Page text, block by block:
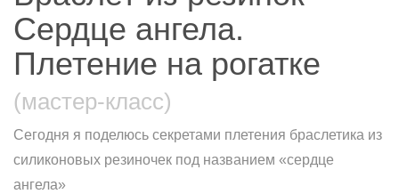
Сердце ангела.
Плетение на рогатке
(мастер-класс)
Сегодня я поделюсь секретами плетения браслетика из
силиконовых резиночек под названием «сердце
ангела»